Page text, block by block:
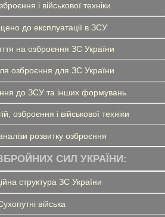
і військової техніки
до експлуатації в ЗСУ
на озброєння ЗС України
озброєння для ЗС України
до ЗСУ та інших формувань
озброєння і військової техніки
розвитку озброєння
СИЛ УКРАЇНИ:
структура ЗС України
війська